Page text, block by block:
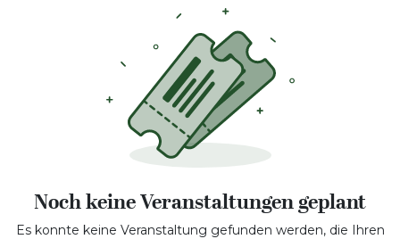
Noch keine Veranstaltungen geplant
Es konnte keine Veranstaltung gefunden werden, die Ihren